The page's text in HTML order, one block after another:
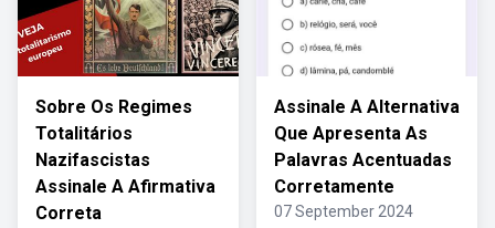
Sobre Os Regimes
Totalitários
Nazifascistas
Assinale A Afirmativa
Correta
Assinale A Alternativa
Que Apresenta As
Palavras Acentuadas
Corretamente
07 September 2024